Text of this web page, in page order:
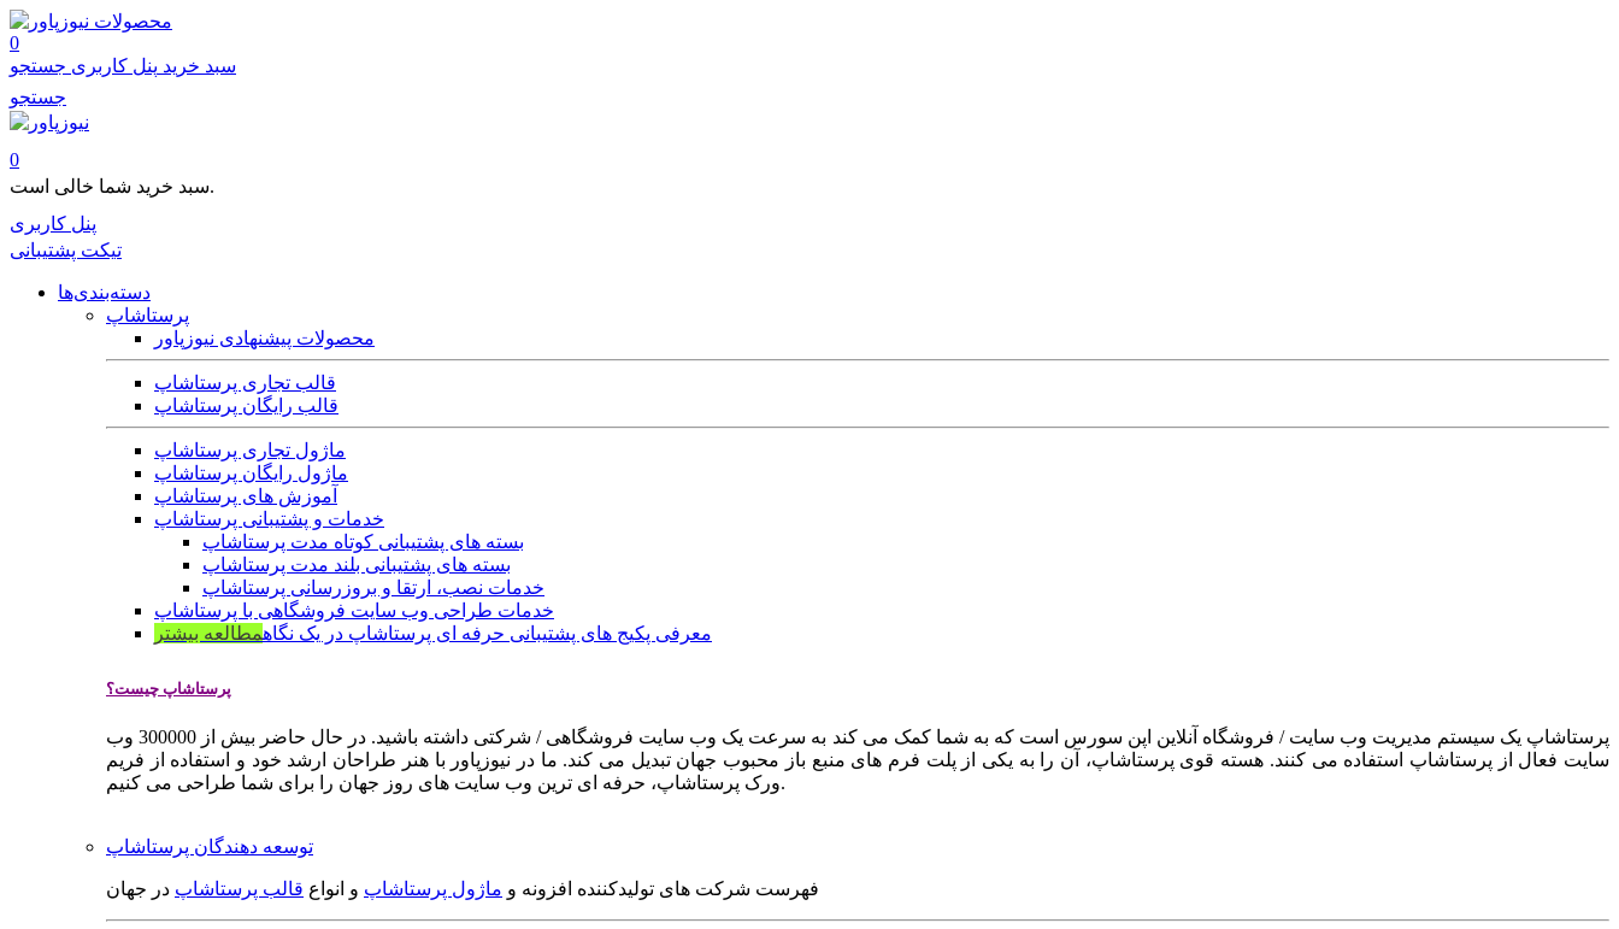
محصولات
0
سبد خرید پنل کاربری جستجو
جستجو
0
سبد خرید شما خالی است.
پنل کاربری
تیکت پشتیبانی
دسته‌بندی‌ها
پرستاشاپ
محصولات پیشنهادی نیوزپاور
قالب تجاری پرستاشاپ
قالب رایگان پرستاشاپ
ماژول تجاری پرستاشاپ
ماژول رایگان پرستاشاپ
آموزش های پرستاشاپ
خدمات و پشتیبانی پرستاشاپ
بسته های پشتیبانی کوتاه مدت پرستاشاپ
بسته های پشتیبانی بلند مدت پرستاشاپ
خدمات نصب، ارتقا و بروزرسانی پرستاشاپ
خدمات طراحی وب سایت فروشگاهی با پرستاشاپ
معرفی پکیج های پشتیبانی حرفه ای پرستاشاپ در یک نگاهمطالعه بیشتر
پرستاشاپ چیست؟
پرستاشاپ یک سیستم مدیریت وب سایت / فروشگاه آنلاین اپن سورس است که به شما کمک می کند به سرعت یک وب سایت فروشگاهی / شرکتی داشته باشید. در حال حاضر بیش از 300000 وب
سایت فعال از پرستاشاپ استفاده می کنند. هسته قوی پرستاشاپ، آن را به یکی از پلت فرم های منبع باز محبوب جهان تبدیل می کند. ما در نیوزپاور با هنر طراحان ارشد خود و استفاده از فریم
ورک پرستاشاپ، حرفه ای ترین وب سایت های روز جهان را برای شما طراحی می کنیم.
توسعه دهندگان پرستاشاپ
فهرست شرکت های تولیدکننده افزونه و ماژول پرستاشاپ و انواع قالب پرستاشاپ در جهان